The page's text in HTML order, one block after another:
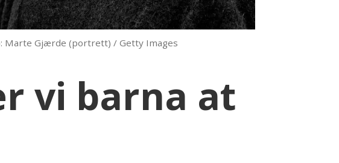
Marte Gjærde (portrett) / Getty Images
vi barna at